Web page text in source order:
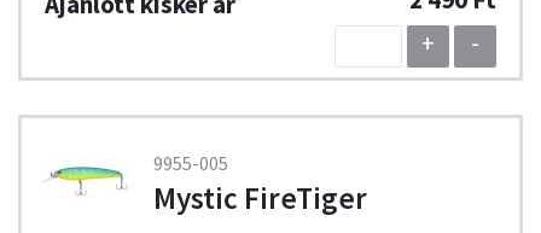
+
-
9955-005
Mystic FireTiger